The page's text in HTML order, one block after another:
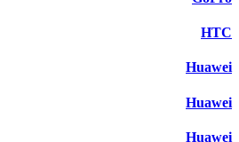
HTC
Huawei
Huawei
Huawei